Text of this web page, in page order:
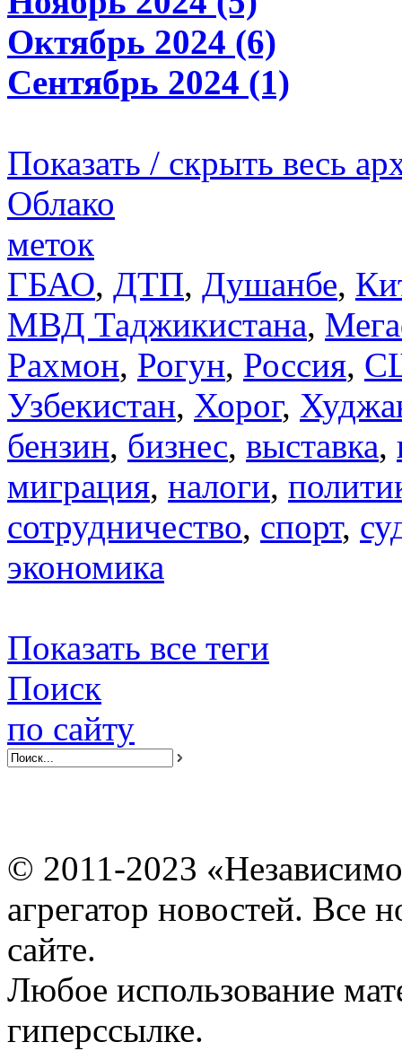
Октябрь 2024 (6)
Сентябрь 2024 (1)
Показать / скрыть весь
Облако
меток
ГБАО, ДТП, Душанбе,
МВД Таджикистана,
Рахмон, Рогун, Россия,
Узбекистан, Хорог,
бензин, бизнес, выставка,
миграция, налоги,
сотрудничество, спорт,
экономика
Показать все теги
Поиск
по сайту
© 2011-2023
агрегатор новостей. Все
сайте.
Любое использование
гиперссылке.